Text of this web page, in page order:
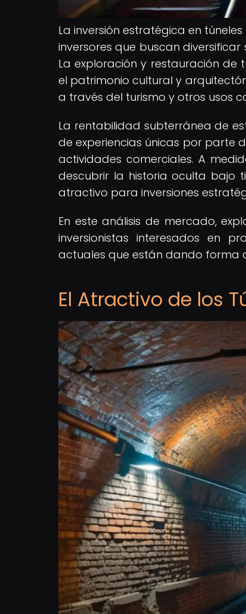
La inversión estratégica en
inversores que buscan
La exploración y restauración de
el patrimonio cultural y
a través del turismo y otros usos
La rentabilidad subterránea de
de experiencias únicas por parte
actividades comerciales. A
descubrir la historia oculta bajo
atractivo para inversiones
En este análisis de mercado,
inversionistas interesados en
actuales que están dando forma
El Atractivo de los